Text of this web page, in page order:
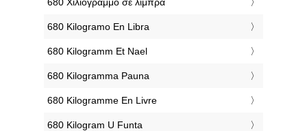
‎680 Kilogramo En Libra
‎680 Kilogramm Et Nael
‎680 Kilogramma Pauna
‎680 Kilogramme En Livre
‎680 Kilogram U Funta